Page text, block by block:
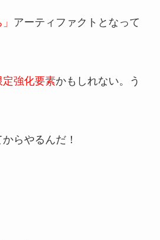
アーティファクトとなって
定強化要素かもしれない。う
らやるんだ！